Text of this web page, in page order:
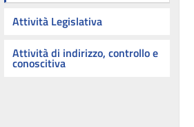
Attività Legislativa
Attività di indirizzo, controllo e
conoscitiva